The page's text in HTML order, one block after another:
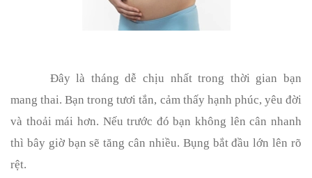
Đây là tháng dễ chịu nhất trong thời gian bạn
mang thai. Bạn trong tươi tắn, cảm thấy hạnh phúc, yêu đời
và thoải mái hơn. Nếu trước đó bạn không lên cân nhanh
thì bây giờ bạn sẽ tăng cân nhiều. Bụng bắt đầu lớn lên rõ
rệt.